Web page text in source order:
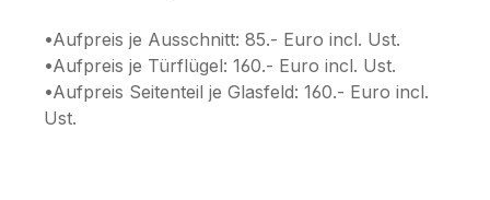
•Aufpreis je Ausschnitt: 85.- Euro incl. Ust.
•Aufpreis je Türflügel: 160.- Euro incl. Ust.
•Aufpreis Seitenteil je Glasfeld: 160.- Euro incl.
Ust.